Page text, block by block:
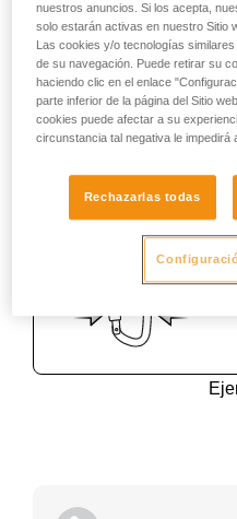
nuestros anuncios. Si los acepta,
solo estarán activas en nuestro Sitio
Las cookies y/o tecnologías
de su navegación. Puede retirar su
haciendo clic en el enlace
parte inferior de la página del Sitio
cookies puede afectar a su
circunstancia tal negativa le impedirá
Rechazarlas todas